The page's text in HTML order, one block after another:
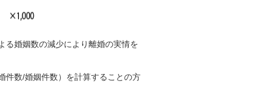
る婚姻数の減少により離婚の実情を
件数/婚姻件数）を計算することの方